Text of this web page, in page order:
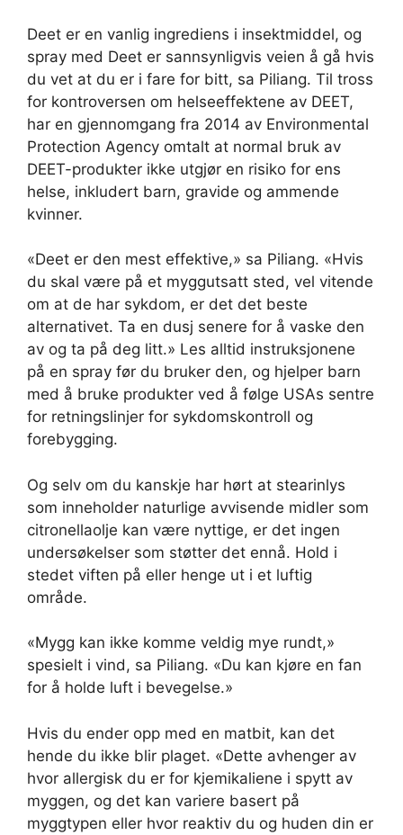
Deet er en vanlig ingrediens i insektmiddel, og
spray med Deet er sannsynligvis veien å gå hvis
du vet at du er i fare for bitt, sa Piliang. Til tross
for kontroversen om helseeffektene av DEET,
har en gjennomgang fra 2014 av Environmental
Protection Agency omtalt at normal bruk av
DEET-produkter ikke utgjør en risiko for ens
helse, inkludert barn, gravide og ammende
kvinner.
«Deet er den mest effektive,» sa Piliang. «Hvis
du skal være på et myggutsatt sted, vel vitende
om at de har sykdom, er det det beste
alternativet. Ta en dusj senere for å vaske den
av og ta på deg litt.» Les alltid instruksjonene
på en spray før du bruker den, og hjelper barn
med å bruke produkter ved å følge USAs sentre
for retningslinjer for sykdomskontroll og
forebygging.
Og selv om du kanskje har hørt at stearinlys
som inneholder naturlige avvisende midler som
citronellaolje kan være nyttige, er det ingen
undersøkelser som støtter det ennå. Hold i
stedet viften på eller henge ut i et luftig
område.
«Mygg kan ikke komme veldig mye rundt,»
spesielt i vind, sa Piliang. «Du kan kjøre en fan
for å holde luft i bevegelse.»
Hvis du ender opp med en matbit, kan det
hende du ikke blir plaget. «Dette avhenger av
hvor allergisk du er for kjemikaliene i spytt av
myggen, og det kan variere basert på
myggtypen eller hvor reaktiv du og huden din er